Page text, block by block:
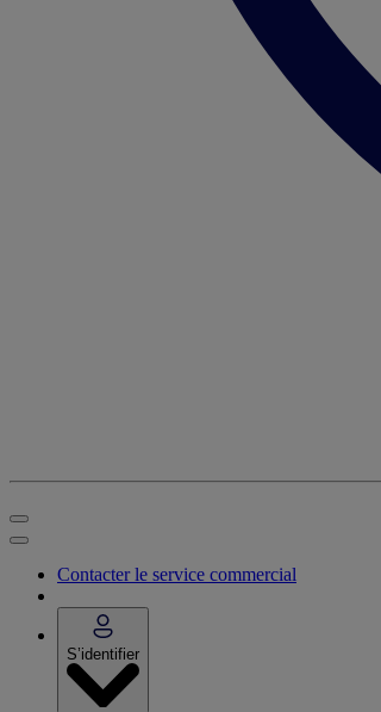
Contacter le service commercial
S’identifier